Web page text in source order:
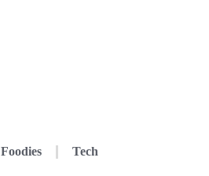
Foodies Tech